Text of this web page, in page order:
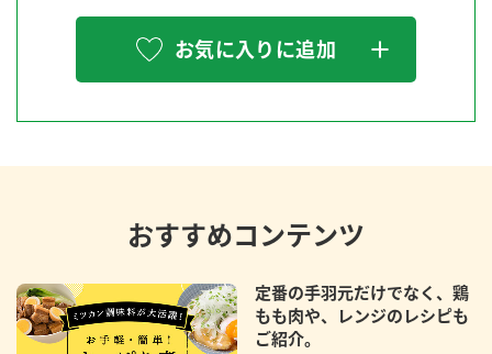
お気に入りに追加
おすすめコンテンツ
定番の手羽元だけでなく、鶏
もも肉や、レンジのレシピも
ご紹介。